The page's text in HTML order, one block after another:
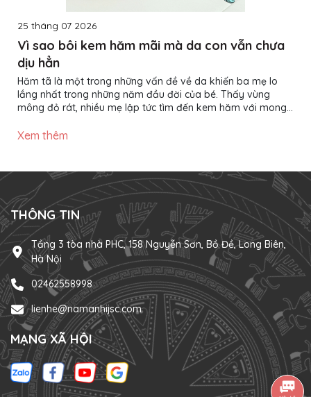
25 tháng 07 2026
Vì sao bôi kem hăm mãi mà da con vẫn chưa
dịu hẳn
Hăm tã là một trong những vấn đề về da khiến ba mẹ lo
lắng nhất trong những năm đầu đời của bé. Thấy vùng
mông đỏ rát, nhiều mẹ lập tức tìm đến kem hăm với mong
không ít trường hợp đã bôi kem đều đặn nhiều ngày nhưng
không hiệu quả? Thực tế, kem hăm chỉ là một phần trong
quá trình chăm...
Xem thêm
THÔNG TIN
Tầng 3 tòa nhà PHC, 158 Nguyễn Sơn, Bồ Đề, Long Biên,
Hà Nội
02462558998
lienhe@namanhijsc.com
MẠNG XÃ HỘI